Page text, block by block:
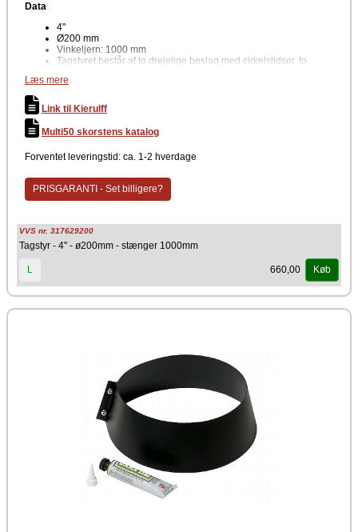
Data
4"
Ø200 mm
Vinkeljern: 1000 mm
Tagstyret består af to drejelige beslag med cirkelslidser, to
Producent
Metalbestos Multi50
Læs mere
Link til Kierulff
Multi50 skorstens katalog
Forventet leveringstid: ca. 1-2 hverdage
PRISGARANTI - Set billigere?
VVS nr. 317629200
Tagstyr - 4" - ø200mm - stænger 1000mm
L 660,00 Køb